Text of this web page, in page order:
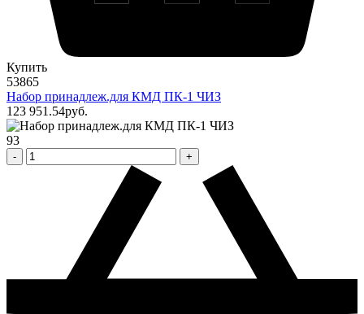
Купить
53865
Набор принадлеж.для КМД ПК-1 ЧИЗ
123 951 .54pуб.
93